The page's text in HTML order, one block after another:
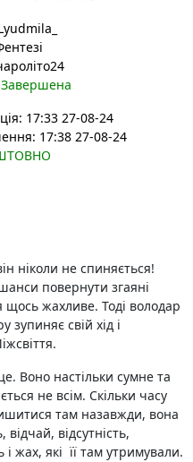
Завершена
17:33 27-08-24
17:38 27-08-24
ніколи не спиняється!
повернути згаяні
щось жахливе. Тоді володар
зупиняє свій хід і
Воно настільки сумне та
не всім. Скільки часу
там назавжди, вона
відсутність,
жах, які її там утримували.